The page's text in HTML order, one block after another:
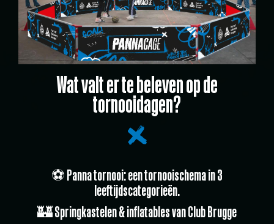
Wat valt er te beleven op de
tornooidagen?
⚽ Panna tornooi: een tornooischema in 3
leeftijdscategorieën.
🏰 Springkastelen & inflatables van Club Brugge